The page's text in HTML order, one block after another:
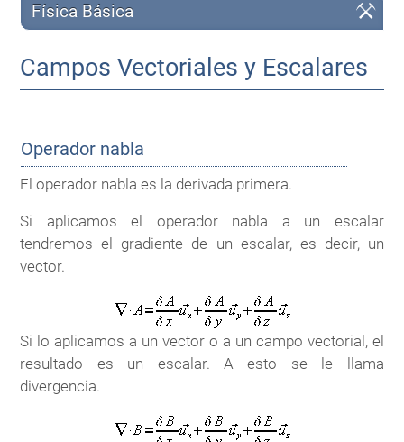
Física Básica
Campos Vectoriales y Escalares
Operador nabla
El operador nabla es la derivada primera.
Si aplicamos el operador nabla a un escalar
tendremos el gradiente de un escalar, es decir, un
vector.
Si lo aplicamos a un vector o a un campo vectorial, el
resultado es un escalar. A esto se le llama
divergencia.